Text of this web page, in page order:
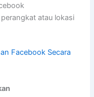
atau lokasi
Facebook Secara